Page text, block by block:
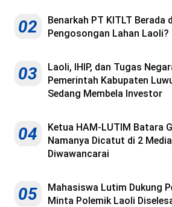
02
Benarkah PT KITLT Berada
Pengosongan Lahan Laoli?
03
Laoli, IHIP, dan Tugas
Pemerintah Kabupaten
Sedang Membela Investor
04
Ketua HAM-LUTIM Batara
Namanya Dicatut di 2
Diwawancarai
05
Mahasiswa Lutim Dukung
Minta Polemik Laoli